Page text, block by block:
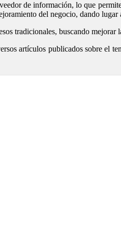
de información, lo que
del negocio, dando
tradicionales, buscando
artículos publicados sobre el